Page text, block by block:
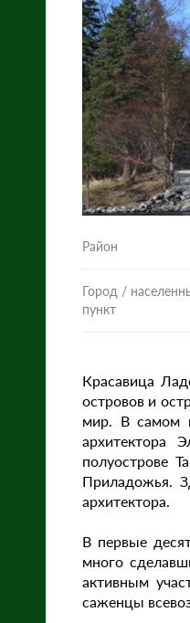
Район
Город /
пункт
Красавица
островов и
мир. В самом
архитектора
полуострове
Приладожья.
архитектора.
В первые
много
активным
саженцы